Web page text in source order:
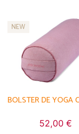
NEW
52,00 €